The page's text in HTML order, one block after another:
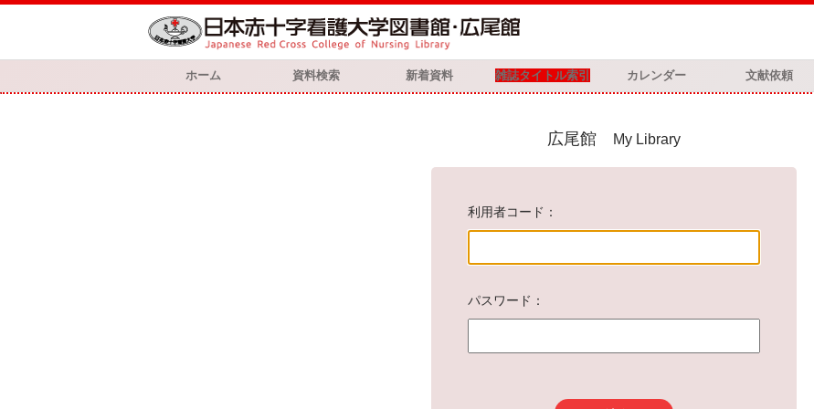
ホーム 資料検索 新着資料 雑誌タイトル索引 カレンダー 文献依頼
広尾館 My Library
利用者コード
パスワード